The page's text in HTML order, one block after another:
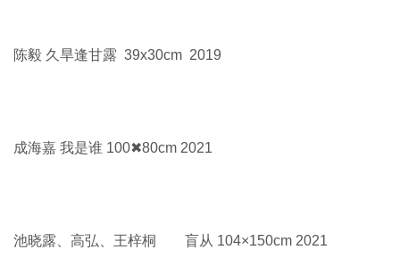
陈毅 久旱逢甘露 39x30cm 2019
成海嘉 我是谁 100✖80cm 2021
池晓露、高弘、王梓桐 盲从 104×150cm 2021